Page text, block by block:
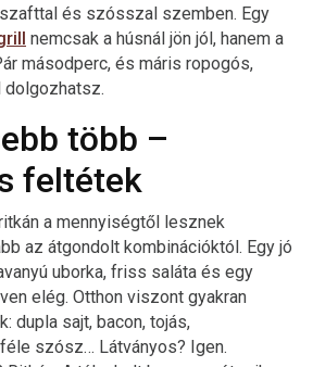
és szósszal szemben. Egy
nemcsak a húsnál jön jól, hanem a
másodperc, és máris ropogós,
dolgozhatsz.
több –
feltétek
a mennyiségtől lesznek
az átgondolt kombinációktól. Egy jó
uborka, friss saláta és egy
elég. Otthon viszont gyakran
dupla sajt, bacon, tojás,
szósz… Látványos? Igen.